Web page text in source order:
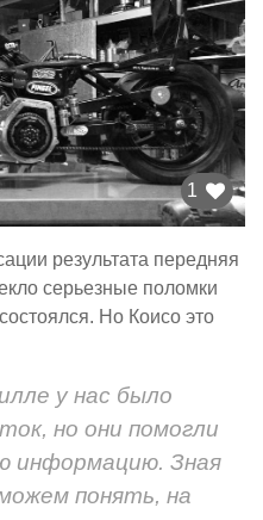
1
результата передняя
серьезные поломки
Но Коисо это
у нас было
но они помогли
информацию. Зная
понять, на